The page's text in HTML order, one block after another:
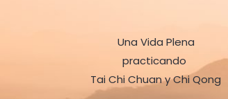
Una Vida Plena
practicando
Tai Chi Chuan y Chi Qong